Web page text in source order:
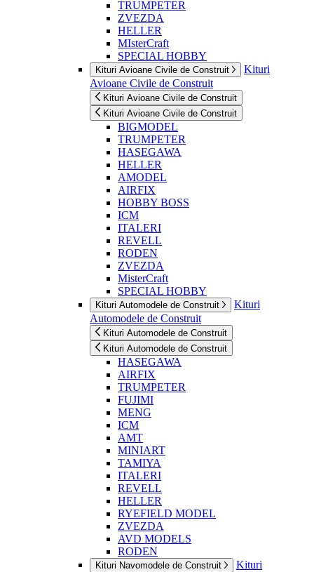
TRUMPETER
ZVEZDA
HELLER
MIsterCraft
SPECIAL HOBBY
Kituri Avioane Civile de Construit
Kituri
Avioane Civile de Construit
Kituri Avioane Civile de Construit
Kituri Avioane Civile de Construit
BIGMODEL
TRUMPETER
HASEGAWA
HELLER
AMODEL
AIRFIX
HOBBY BOSS
ICM
ITALERI
REVELL
RODEN
ZVEZDA
MisterCraft
SPECIAL HOBBY
Kituri Automodele de Construit
Kituri
Automodele de Construit
Kituri Automodele de Construit
Kituri Automodele de Construit
HASEGAWA
AIRFIX
TRUMPETER
FUJIMI
MENG
ICM
AMT
MINIART
TAMIYA
ITALERI
REVELL
HELLER
RYEFIELD MODEL
ZVEZDA
AVD MODELS
RODEN
Kituri Navomodele de Construit
Kituri